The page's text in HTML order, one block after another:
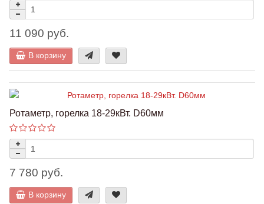
11 090 руб.
В корзину
Ротаметр, горелка 18-29кВт. D60мм
7 780 руб.
В корзину